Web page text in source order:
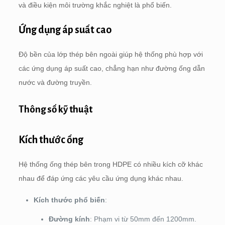
và điều kiện môi trường khắc nghiệt là phổ biến.
Ứng dụng áp suất cao
Độ bền của lớp thép bên ngoài giúp hệ thống phù hợp với
các ứng dụng áp suất cao, chẳng hạn như đường ống dẫn
nước và đường truyền.
Thông số kỹ thuật
Kích thước ống
Hệ thống ống thép bên trong HDPE có nhiều kích cỡ khác
nhau để đáp ứng các yêu cầu ứng dụng khác nhau.
Kích thước phổ biến:
Đường kính: Phạm vi từ 50mm đến 1200mm.